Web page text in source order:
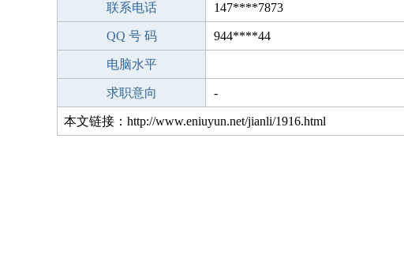
联系电话 147****7873
QQ 号 码 944****44
电脑水平
求职意向 -
本文链接：http://www.eniuyun.net/jianli/1916.html